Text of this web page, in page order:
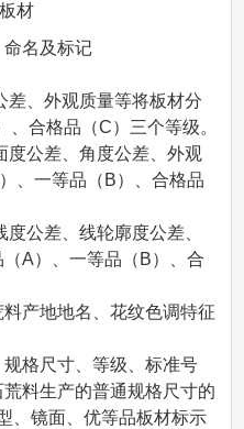
材
名及标记
差、外观质量等将板材分
合格品（C）三个等级。
度公差、角度公差、外观
、一等品（B）、合格品
公差、线轮廓度公差、
A）、一等品（B）、合
产地地名、花纹色调特征
格尺寸、等级、标准号
料生产的普通规格尺寸的
、镜面、优等品板材标示